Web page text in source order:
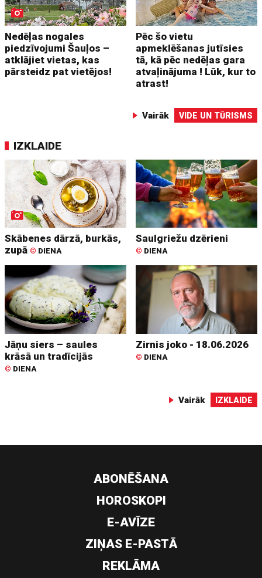
Nedēļas nogales
piedzīvojumi Šauļos –
atklājiet vietas, kas
pārsteidz pat vietējos!
Pēc šo vietu
apmeklēšanas jutīsies
tā, kā pēc nedēļas gara
atvaļinājuma ! Lūk, kur to
atrast!
Vairāk VIDE UN TŪRISMS
IZKLAIDE
Skābenes dārzā, burkās,
zupā © DIENA
Saulgriežu dzērieni
© DIENA
Jāņu siers – saules
krāsā un tradīcijās
© DIENA
Zirnis joko - 18.06.2026
© DIENA
Vairāk IZKLAIDE
ABONĒŠANA
HOROSKOPI
E-AVĪZE
ZIŅAS E-PASTĀ
REKLĀMA